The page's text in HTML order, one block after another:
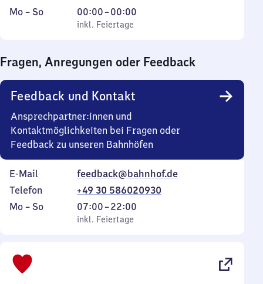
Montag
Mo – So,
inkl. Feiertage
00:00–00:00
Von
0
0
Uhr
inkl. Feiertage
Fragen, Anregungen oder Feedback
Feedback und Kontakt
Ansprechpartner:innen und
Kontaktmöglichkeiten bei Fragen oder
Feedback zu unseren Bahnhöfen
E-Mail
feedback@bahnhof.de
Telefon
+49 30 586020930
Montag
Mo – So,
inkl. Feiertage
07:00–22:00
Von
7
inkl. Feiertage